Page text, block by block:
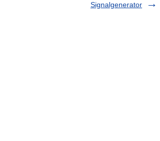
Signalgenerator